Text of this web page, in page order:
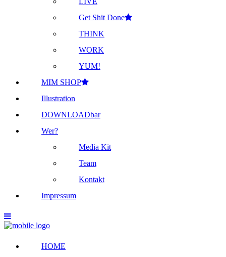
Get Shit Done
THINK
WORK
YUM!
MIM SHOP
Illustration
DOWNLOADbar
Wer?
Media Kit
Team
Kontakt
Impressum
HOME